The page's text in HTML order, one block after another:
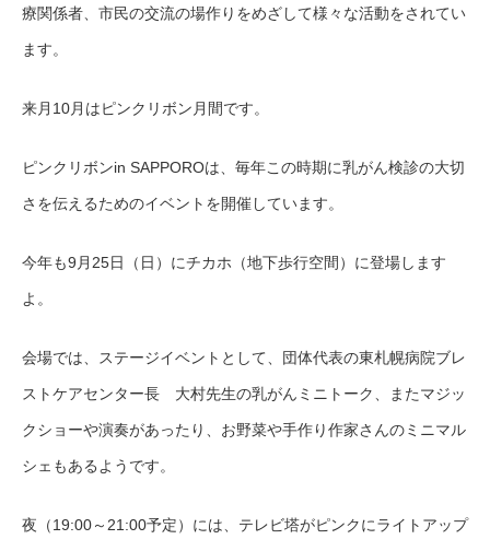
療関係者 市民の交流の場作りをめざして様々な活動をされてい
ます。
来月10月はピンクリボン月間です。
ピンクリボンin SAPPOROは、毎年この時期に乳がん検診の大切
さを伝えるためのイベントを開催しています。
今年も9月25日（日） にチカホ（地下歩行空間）に登場します
よ。
会場では、ステージイベントとして 団体代表の東札幌病院ブレ
ストケアセンター長 大村先生の乳がんミニトーク、またマジッ
クショーや演奏があったり、お野菜や手作り作家さんのミニマル
シェもあるようです。
夜（19:00～21:00予定）には、テレビ塔がピンクにライトアップ